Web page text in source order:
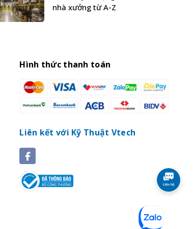
nhà xưởng từ A-Z
Hình thức thanh toán
Liên kết với Kỹ Thuật Vtech